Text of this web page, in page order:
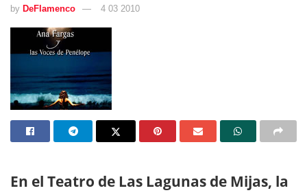
by DeFlamenco 4 03 2010
En el Teatro de Las Lagunas de Mijas, la